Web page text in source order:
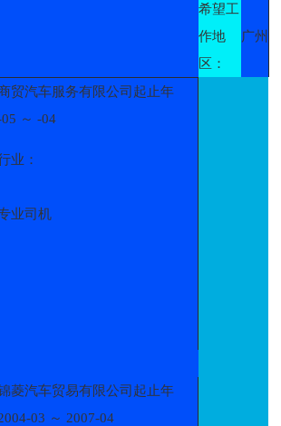
希望工
作地
区：
广州
贸汽车服务有限公司起止年
05 ～ -04
业：
业司机
菱汽车贸易有限公司起止年
03 ～ 2007-04